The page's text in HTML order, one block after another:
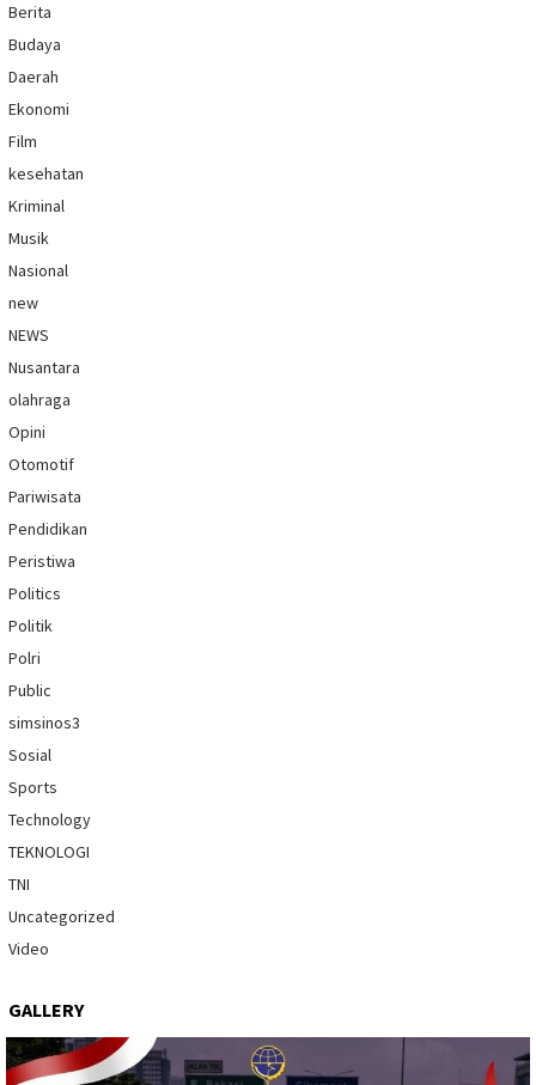
Berita
Budaya
Daerah
Ekonomi
Film
kesehatan
Kriminal
Musik
Nasional
new
NEWS
Nusantara
olahraga
Opini
Otomotif
Pariwisata
Pendidikan
Peristiwa
Politics
Politik
Polri
Public
simsinos3
Sosial
Sports
Technology
TEKNOLOGI
TNI
Uncategorized
Video
GALLERY